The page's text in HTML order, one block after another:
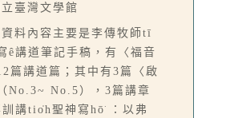
立臺灣文學館
料內容主要是李傳牧師tī
ê講道筆記手稿，有〈福音
篇講道篇；其中有3篇〈啟
No.3~ No.5），3篇講章
訓講tio̍h聖神寫hō͘ ：以弗